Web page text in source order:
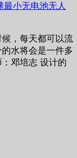
小无电池无人
，每天都可以流
水将会是一件多
邓培志 设计的